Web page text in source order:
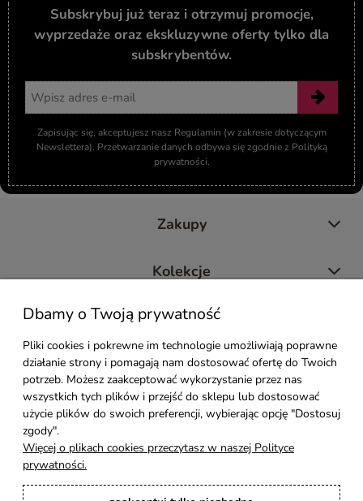
Subskrybuj już teraz i otrzymuj promocje,
wyprzedaże oraz ekskluzywne oferty tylko dla
subskrybentów.
Zapisując się, akceptujesz nasz Regulamin (w zakresie dotyczącym
Newslettera). Przetwarzanie danych odbywa się zgodnie z Polityką
prywatności.
Zakupy
Kolekcje
Moje konto
Pomoc
Styl Mebli
Rodzaje drewna
Dbamy o Twoją prywatność
Pliki cookies i pokrewne im technologie umożliwiają poprawne
działanie strony i pomagają nam dostosować ofertę do Twoich
potrzeb. Możesz zaakceptować wykorzystanie przez nas
wszystkich tych plików i przejść do sklepu lub dostosować
użycie plików do swoich preferencji, wybierając opcję "Dostosuj
zgody".
Więcej o plikach cookies przeczytasz w naszej Polityce
prywatności.